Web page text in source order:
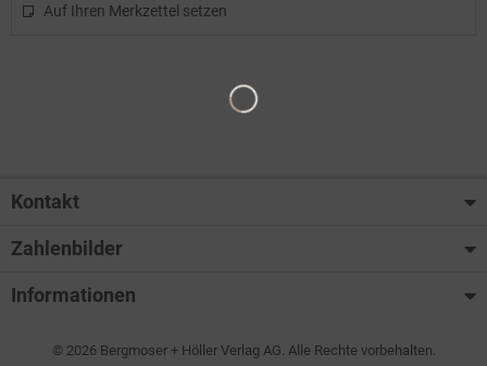
Auf Ihren Merkzettel setzen
Kontakt
Zahlenbilder
Informationen
© 2026 Bergmoser + Höller Verlag AG. Alle Rechte vorbehalten.